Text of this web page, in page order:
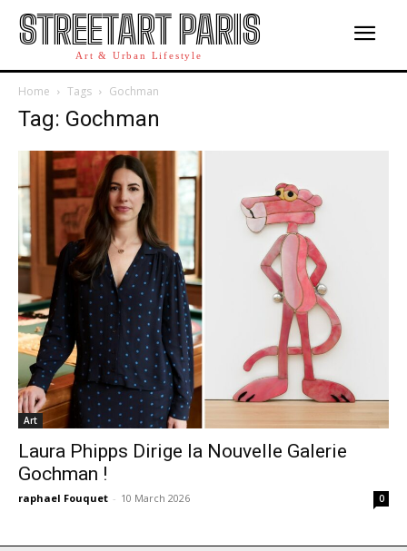
STREETART PARIS
Art & Urban Lifestyle
Home Tags Gochman
Tag: Gochman
Art
Laura Phipps Dirige la Nouvelle Galerie
Gochman !
raphael Fouquet - 10 March 2026 0